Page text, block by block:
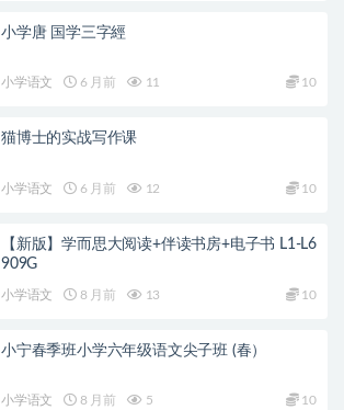
小学唐 国学三字經
小学语文 6 月前 11 10
猫博士的实战写作课
小学语文 6 月前 12 10
【新版】学而思大阅读+伴读书房+电子书 L1-L6
909G
小学语文 8 月前 13 10
小宁春季班小学六年级语文尖子班 (春）
小学语文 8 月前 5 10